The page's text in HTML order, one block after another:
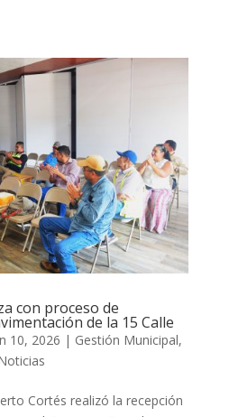
con proceso de
de la 15 Calle
10, 2026 | Gestión Municipal,
Cortés realizó la recepción